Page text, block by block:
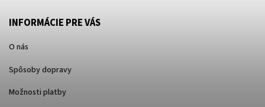
INFORMÁCIE PRE VÁS
O nás
Spôsoby dopravy
Možnosti platby